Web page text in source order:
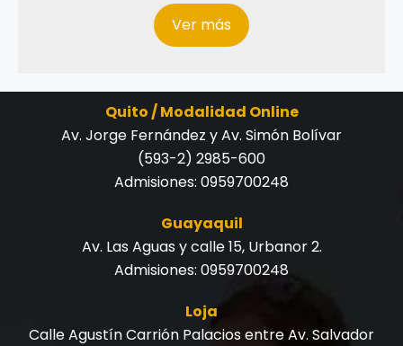
Ver más
Quito / Modalidad Online
Av. Jorge Fernández y Av. Simón Bolívar
(593-2) 2985-600
Admisiones: 0959700248
Guayaquil
Av. Las Aguas y calle 15, Urbanor 2.
Admisiones: 0959700248
Loja
Calle Agustín Carrión Palacios entre Av. Salvador